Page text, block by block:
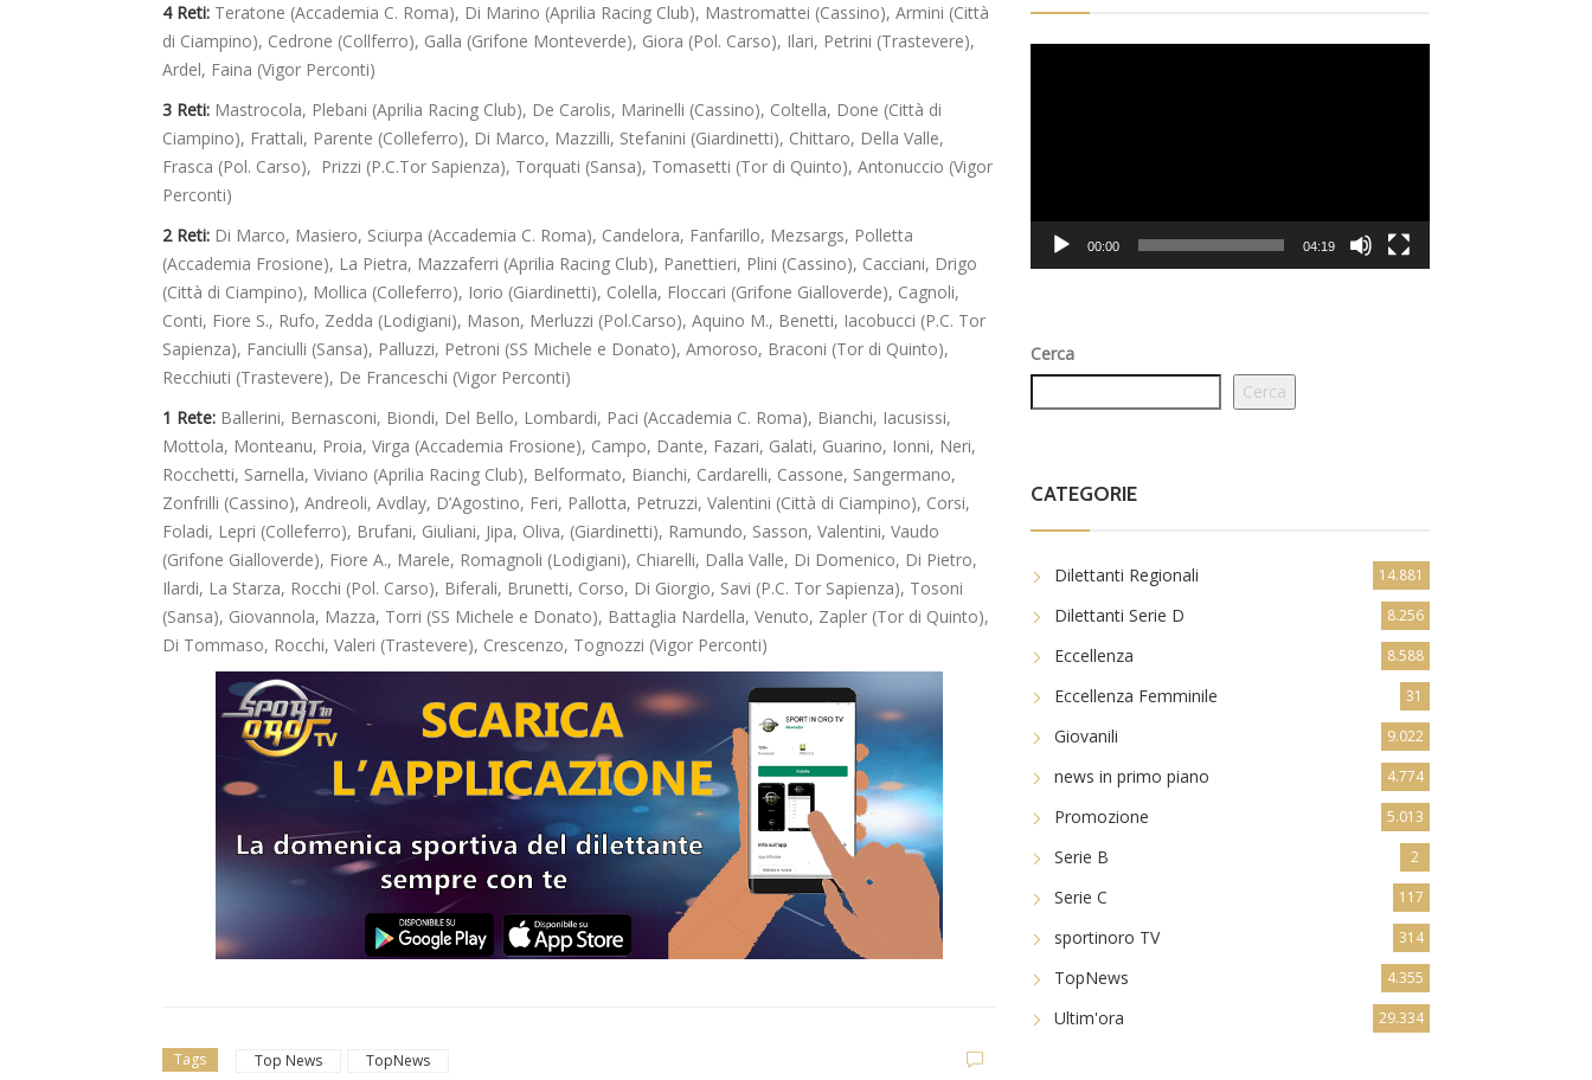
4 Reti: Teratone (Accademia C. Roma), Di Marino (Aprilia Racing Club), Mastromattei (Cassino), Armini (Città
di Ciampino), Cedrone (Collferro), Galla (Grifone Monteverde), Giora (Pol. Carso), Ilari, Petrini (Trastevere),
Ardel, Faina (Vigor Perconti)
3 Reti: Mastrocola, Plebani (Aprilia Racing Club), De Carolis, Marinelli (Cassino), Coltella, Done (Città di
Ciampino), Frattali, Parente (Colleferro), Di Marco, Mazzilli, Stefanini (Giardinetti), Chittaro, Della Valle,
Frasca (Pol. Carso), Prizzi (P.C.Tor Sapienza), Torquati (Sansa), Tomasetti (Tor di Quinto), Antonuccio (Vigor
Perconti)
2 Reti: Di Marco, Masiero, Sciurpa (Accademia C. Roma), Candelora, Fanfarillo, Mezsargs, Polletta
(Accademia Frosione), La Pietra, Mazzaferri (Aprilia Racing Club), Panettieri, Plini (Cassino), Cacciani, Drigo
(Città di Ciampino), Mollica (Colleferro), Iorio (Giardinetti), Colella, Floccari (Grifone Gialloverde), Cagnoli,
Conti, Fiore S., Rufo, Zedda (Lodigiani), Mason, Merluzzi (Pol.Carso), Aquino M., Benetti, Iacobucci (P.C. Tor
Sapienza), Fanciulli (Sansa), Palluzzi, Petroni (SS Michele e Donato), Amoroso, Braconi (Tor di Quinto),
Recchiuti (Trastevere), De Franceschi (Vigor Perconti)
1 Rete: Ballerini, Bernasconi, Biondi, Del Bello, Lombardi, Paci (Accademia C. Roma), Bianchi, Iacusissi,
Mottola, Monteanu, Proia, Virga (Accademia Frosione), Campo, Dante, Fazari, Galati, Guarino, Ionni, Neri,
Rocchetti, Sarnella, Viviano (Aprilia Racing Club), Belformato, Bianchi, Cardarelli, Cassone, Sangermano,
Zonfrilli (Cassino), Andreoli, Avdlay, D’Agostino, Feri, Pallotta, Petruzzi, Valentini (Città di Ciampino), Corsi,
Foladi, Lepri (Colleferro), Brufani, Giuliani, Jipa, Oliva, (Giardinetti), Ramundo, Sasson, Valentini, Vaudo
(Grifone Gialloverde), Fiore A., Marele, Romagnoli (Lodigiani), Chiarelli, Dalla Valle, Di Domenico, Di Pietro,
Ilardi, La Starza, Rocchi (Pol. Carso), Biferali, Brunetti, Corso, Di Giorgio, Savi (P.C. Tor Sapienza), Tosoni
(Sansa), Giovannola, Mazza, Torri (SS Michele e Donato), Battaglia Nardella, Venuto, Zapler (Tor di Quinto),
Di Tommaso, Rocchi, Valeri (Trastevere), Crescenzo, Tognozzi (Vigor Perconti)
Tags Top News TopNews
Dilettanti Serie D
Viterbese (Certosa V.
to senza sosta: Busat
00:00 04:19
Cerca
Cerca
CATEGORIE
Dilettanti Regionali 14.881
Dilettanti Serie D 8.256
Eccellenza 8.588
Eccellenza Femminile 31
Giovanili 9.022
news in primo piano 4.774
Promozione 5.013
Serie B 2
Serie C 117
sportinoro TV 314
TopNews 4.355
Ultim'ora 29.334